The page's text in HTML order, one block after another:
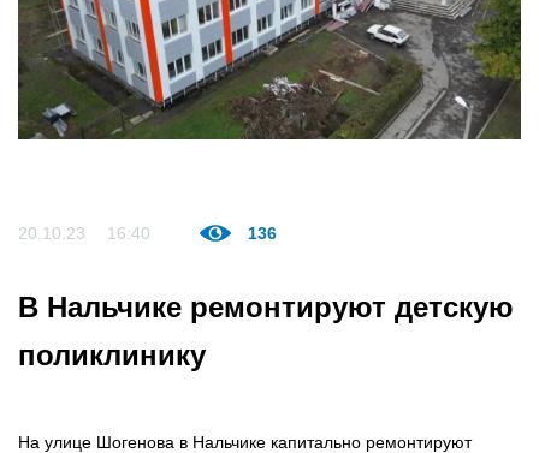
20.10.23 16:40 136
В Нальчике ремонтируют детскую
поликлинику
На улице Шогенова в Нальчике капитально ремонтируют